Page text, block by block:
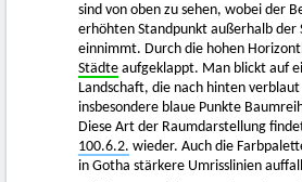
sind von oben zu sehen, wobei der
erhöhten Standpunkt außerhalb der
einnimmt. Durch die hohen
Städte aufgeklappt. Man blickt auf
Landschaft, die nach hinten
insbesondere blaue Punkte
Diese Art der Raumdarstellung
100.6.2. wieder. Auch die
in Gotha stärkere Umrisslinien